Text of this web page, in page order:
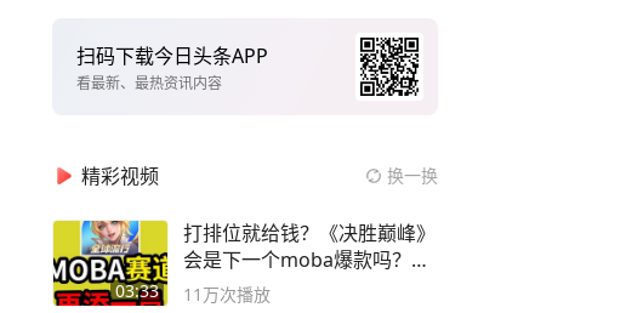
扫码下载今日头条APP
看最新、最热资讯内容
精彩视频 换一换
03:33
打排位就给钱？《决胜巅峰》
会是下一个moba爆款吗？#
决胜巅峰
11万次播放